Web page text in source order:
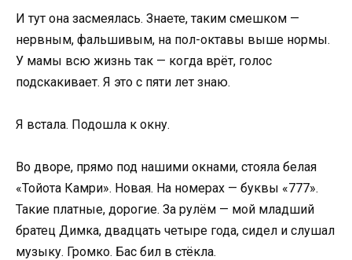
И тут она засмеялась. Знаете, таким смешком —
нервным, фальшивым, на пол-октавы выше нормы.
У мамы всю жизнь так — когда врёт, голос
подскакивает. Я это с пяти лет знаю.
Я встала. Подошла к окну.
Во дворе, прямо под нашими окнами, стояла белая
«Тойота Камри». Новая. На номерах — буквы «777».
Такие платные, дорогие. За рулём — мой младший
братец Димка, двадцать четыре года, сидел и слушал
музыку. Громко. Бас бил в стёкла.